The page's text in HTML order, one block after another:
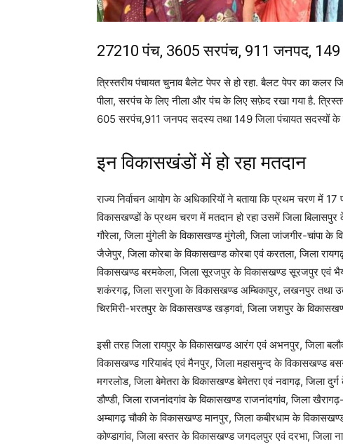
27210 पंच, 3605 सरपंच, 911 जनपद, 149
त्रिस्तरीय पंचायत चुनाव बैलेट पेपर से हो रहा. बैलट पेपर का
पीला, सरपंच के लिए नीला और पंच के लिए सफ़ेद रखा गया है.
605 सरपंच,911 जनपद सदस्य तथा 149 जिला पंचायत सदस्यों के
इन विकासखंडों में हो रहा मतदान
राज्य निर्वाचन आयोग के अधिकारियों ने बताया कि प्रथम चरण में
विकासखण्डों के प्रथम चरण में मतदान हो रहा उसमें जिला बिलासपुर
गौरेला, जिला मुंगेली के विकासखण्ड मुंगेली, जिला जांजगीर-चांपा
जैजेपुर, जिला कोरबा के विकासखण्ड कोरबा एवं करतला, जिला
विकासखण्ड बरमकेला, जिला सूरजपुर के विकासखण्ड सूरजपुर एवं
शकंरगढ़, जिला सरगुजा के विकासखण्ड अम्बिकापुर, लखनपुर तथा
चिरमिरी-भरतपुर के विकासखण्ड खड़गवां, जिला जशपुर के
इसी तरह जिला रायपुर के विकासखण्ड आरंग एवं अभनपुर, जिला
विकासखण्ड गरियाबंद एवं मैनपुर, जिला महासमुन्द के विकासखण्ड
मगरलोड, जिला बेमेतरा के विकासखण्ड बेमेतरा एवं नवागढ़, जिला
डौण्डी, जिला राजनांदगांव के विकासखण्ड राजनांदगांव, जिला
अम्बागढ़ चौकी के विकासखण्ड मानपुर, जिला कबीरधाम के
कोण्डागांव, जिला बस्तर के विकासखण्ड जगदलपुर एवं दरभा, जिला